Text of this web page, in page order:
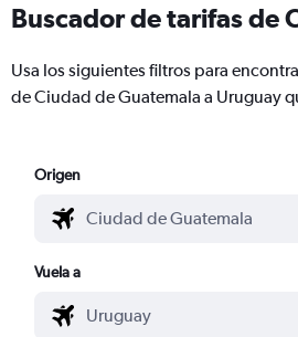
Buscador de tarifas de
Usa los siguientes filtros para
de Ciudad de Guatemala a Uruguay
Origen
Vuela a